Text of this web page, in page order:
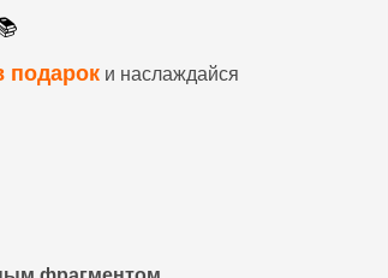
подарок и наслаждайся